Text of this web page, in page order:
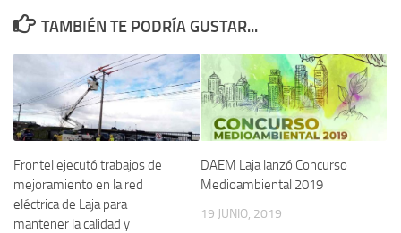
TAMBIÉN TE PODRÍA GUSTAR...
Frontel ejecutó trabajos de
mejoramiento en la red
eléctrica de Laja para
mantener la calidad y
DAEM Laja lanzó Concurso
Medioambiental 2019
19 JUNIO, 2019